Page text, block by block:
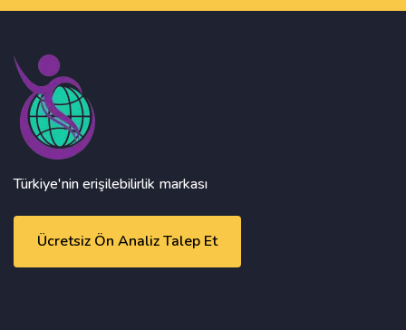
Türkiye'nin erişilebilirlik markası
Ücretsiz Ön Analiz Talep Et